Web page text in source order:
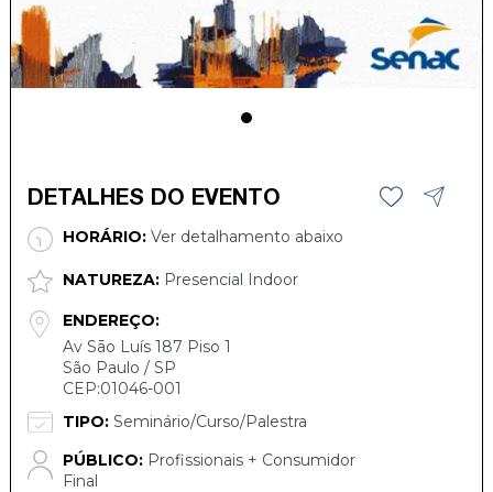
DETALHES DO EVENTO
HORÁRIO:Ver detalhamento abaixo
NATUREZA:Presencial Indoor
ENDEREÇO:
Av Sāo Luís 187 Piso 1
São Paulo / SP
CEP:01046-001
TIPO:Seminário/Curso/Palestra
PÚBLICO:Profissionais + Consumidor
Final